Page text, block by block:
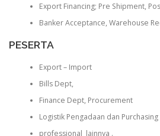
Export Financing; Pre Shipment,
Banker Acceptance, Warehouse
PESERTA
Export – Import
Bills Dept,
Finance Dept, Procurement
Logistik Pengadaan dan
professional lainnya .